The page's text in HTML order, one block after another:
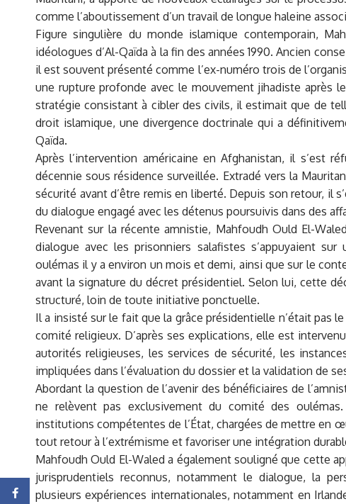
Facebook
comme l’aboutissement d’un travail de longue haleine
Figure singulière du monde islamique contemporain,
idéologues d’Al-Qaïda à la fin des années 1990. Ancien
il est souvent présenté comme l’ex-numéro trois de
une rupture profonde avec le mouvement jihadiste après
stratégie consistant à cibler des civils, il estimait que de
droit islamique, une divergence doctrinale qui a
Qaïda.
Après l’intervention américaine en Afghanistan, il s’est
décennie sous résidence surveillée. Extradé vers la
sécurité avant d’être remis en liberté. Depuis son retour, il
du dialogue engagé avec les détenus poursuivis dans des
Revenant sur la récente amnistie, Mahfoudh Ould El-
dialogue avec les prisonniers salafistes s’appuyaient
oulémas il y a environ un mois et demi, ainsi que sur le
avant la signature du décret présidentiel. Selon lui, cette
structuré, loin de toute initiative ponctuelle.
Il a insisté sur le fait que la grâce présidentielle n’était pas
comité religieux. D’après ses explications, elle est
autorités religieuses, les services de sécurité, les
impliquées dans l’évaluation du dossier et la validation de
Abordant la question de l’avenir des bénéficiaires de
ne relèvent pas exclusivement du comité des
institutions compétentes de l’État, chargées de mettre en
tout retour à l’extrémisme et favoriser une intégration
Mahfoudh Ould El-Waled a également souligné que cette
jurisprudentiels reconnus, notamment le dialogue, la
plusieurs expériences internationales, notamment en